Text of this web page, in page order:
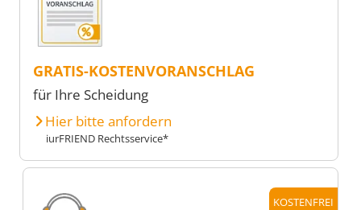
GRATIS-KOSTENVORANSCHLAG
für Ihre Scheidung
Hier bitte anfordern
iurFRIEND Rechtsservice*
KOSTENFREI